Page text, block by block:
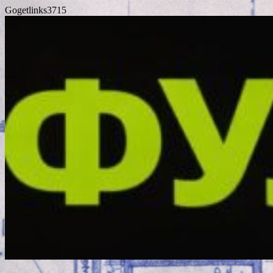
Gogetlinks3715